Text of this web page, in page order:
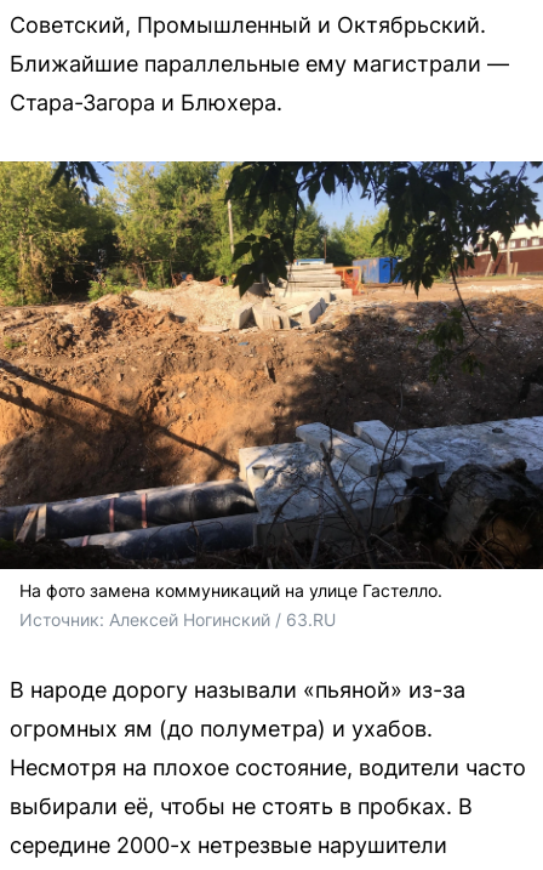
Советский, Промышленный и Октябрьский.
Ближайшие параллельные ему магистрали —
Стара-Загора и Блюхера.
На фото замена коммуникаций на улице Гастелло.
Источник: Алексей Ногинский / 63.RU
В народе дорогу называли «пьяной» из-за
огромных ям (до полуметра) и ухабов.
Несмотря на плохое состояние, водители часто
выбирали её, чтобы не стоять в пробках. В
середине 2000-х нетрезвые нарушители